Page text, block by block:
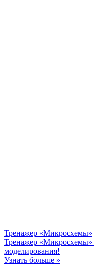
Тренажер «Микросхемы»
Тренажер «Микросхемы»
моделирования!
Узнать больше »